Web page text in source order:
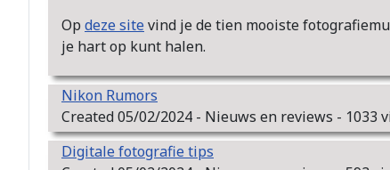
Digitale fotografie tips
Nikon Rumors
Created 05/02/2024 - Nieuws en reviews - 1033
Op deze sitevind je de tien mooiste
je hart op kunt halen.